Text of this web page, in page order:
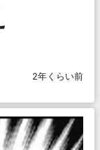
2年くらい前